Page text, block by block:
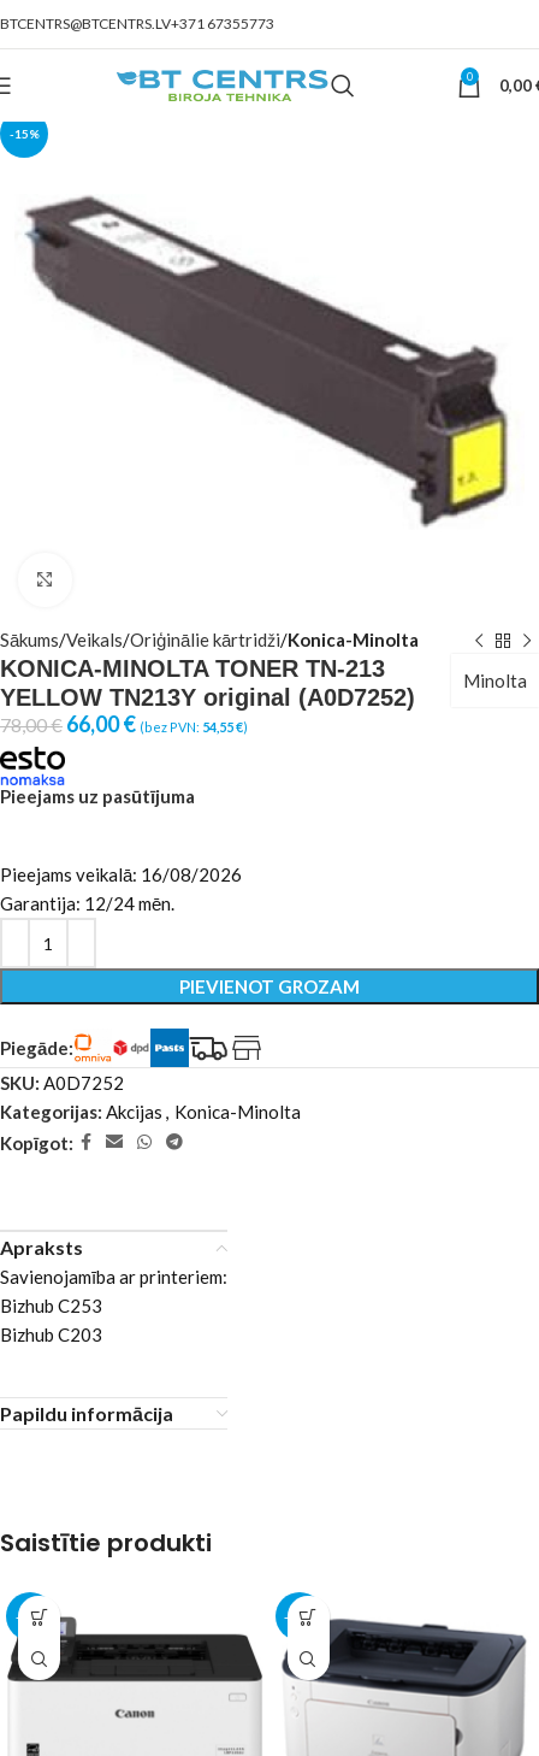
BTCENTRS@BTCENTRS.LV+371 67355773
0 0,00
-15%
Sākums Veikals Oriģinālie kārtridži Konica-Minolta
KONICA-MINOLTA TONER TN-213
YELLOW TN213Y original (A0D7252)
Minolta
78,00€ 66,00€ (bez PVN: 54,55€)
Pieejams uz pasūtījuma
Pieejams veikalā: 16/08/2026
Garantija: 12/24 mēn.
PIEVIENOT GROZAM
Piegāde:
SKU: A0D7252
Kategorijas: Akcijas , Konica-Minolta
Kopīgot:
Apraksts
Savienojamība ar printeriem:
Bizhub C253
Bizhub C203
Papildu informācija
Saistītie produkti
-30% -35%